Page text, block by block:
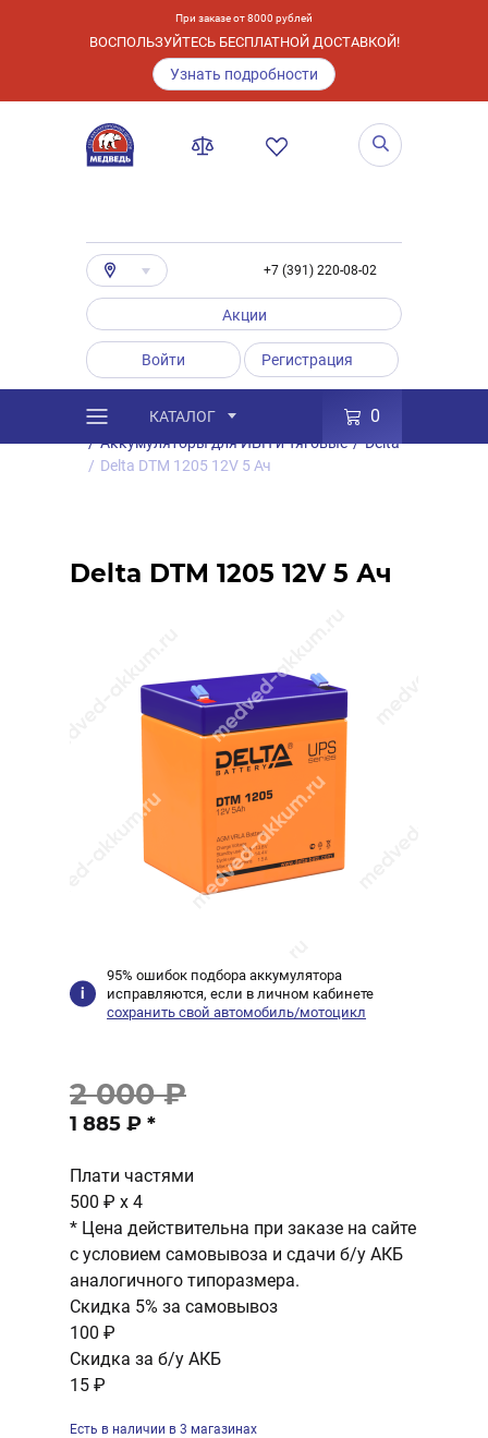
При заказе от 8000 рублей
ВОСПОЛЬЗУЙТЕСЬ БЕСПЛАТНОЙ ДОСТАВКОЙ!
Узнать подробности
+7 (391) 220-08-02
Акции
Войти Регистрация
КАТАЛОГ 0
Каталог / Товары
Аккумуляторы
/ Аккумуляторы для ИБП и Тяговые / Delta
/ Delta DTM 1205 12V 5 Ач
Delta DTM 1205 12V 5 Ач
95% ошибок подбора аккумулятора
исправляются, если в личном кабинете
сохранить свой автомобиль/мотоцикл
2 000 ₽
1 885 ₽ *
Плати частями
500 ₽ x 4
* Цена действительна при заказе на сайте
с условием самовывоза и сдачи б/у АКБ
аналогичного типоразмера.
Скидка 5% за самовывоз
100 ₽
Скидка за б/у АКБ
15 ₽
Есть в наличии в 3 магазинах